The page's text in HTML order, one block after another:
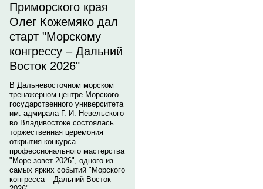
Приморского края
Олег Кожемяко дал
старт "Морскому
конгрессу – Дальний
Восток 2026"
В Дальневосточном морском
тренажерном центре Морского
государственного университета
им. адмирала Г. И. Невельского
во Владивостоке состоялась
торжественная церемония
открытия конкурса
профессионального мастерства
"Море зовет 2026", одного из
самых ярких событий "Морского
конгресса – Дальний Восток